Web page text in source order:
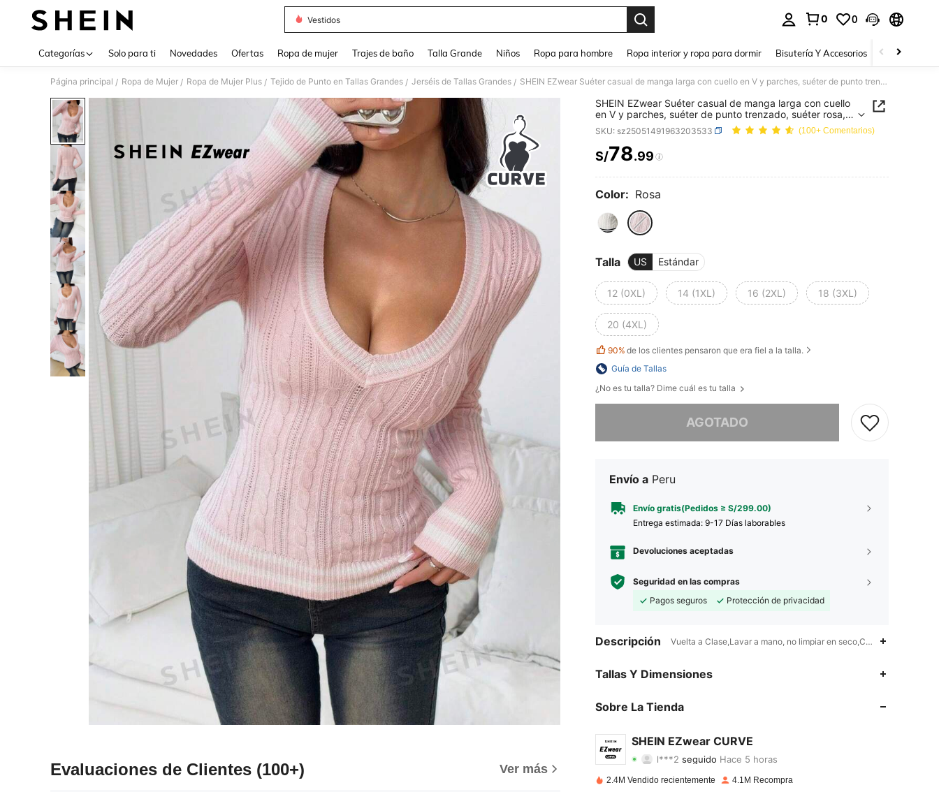
Vestidos
0 0
Categorías Solo para ti Novedades Ofertas Ropa de mujer Trajes de baño Talla Grande Niños Ropa para hombre Ropa interior y ropa para dormir Bisutería Y Accesorios Zapatos
Página principal / Ropa de Mujer / Ropa de Mujer Plus / Tejido de Punto en Tallas Grandes / Jerséis de Tallas Grandes / SHEIN EZwear Suéter casual de manga larga con cuello en V y parches, suéter de punto trenzado, suéter rosa, talla grande, para otoño/invierno
Evaluaciones de Clientes (100+) Ver más
SHEIN EZwear Suéter casual de manga larga con cuello
en V y parches, suéter de punto trenzado, suéter rosa,
talla grande, para otoño/invierno
SKU: sz25051491963203533 (100+ Comentarios)
PRICE AND AVAILABILITY
S/78.99
Color: Rosa
Talla US Estándar
12 (0XL) 14 (1XL) 16 (2XL) 18 (3XL)
20 (4XL)
90% de los clientes pensaron que era fiel a la talla.
Guía de Tallas
¿No es tu talla? Dime cuál es tu talla
AGOTADO
Lo sentimos, este producto está agotado.
Envío a Peru
Envío gratis(Pedidos ≥ S/299.00)
Entrega estimada: 9-17 Días laborables
Devoluciones aceptadas
Seguridad en las compras
Pagos seguros
Protección de privacidad
Descripción Vuelta a Clase,Lavar a mano, no limpiar en seco,Canalé,Ribete en
Tallas Y Dimensiones
Sobre La Tienda
SHEIN EZwear CURVE
4.90
4.90 Calificación 6.9KArtículos
2.4M Vendido recientemente 4.1M Recompra